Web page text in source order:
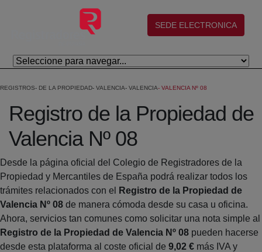
Saltar al contenido principal
(abre en nueva ventana)
SEDE ELECTRONICA
REGISTROS DE LA PROPIEDAD VALENCIA VALENCIA VALENCIA Nº 08
Registro de la Propiedad de
Valencia Nº 08
Desde la página oficial del Colegio de Registradores de la
Propiedad y Mercantiles de España podrá realizar todos los
trámites relacionados con el
Registro de la Propiedad de
Valencia Nº 08 de manera cómoda desde su casa u oficina.
Ahora, servicios tan comunes como solicitar una nota simple al
Registro de la Propiedad de Valencia Nº 08 pueden hacerse
desde esta plataforma al coste oficial de 9,02 € más IVA y